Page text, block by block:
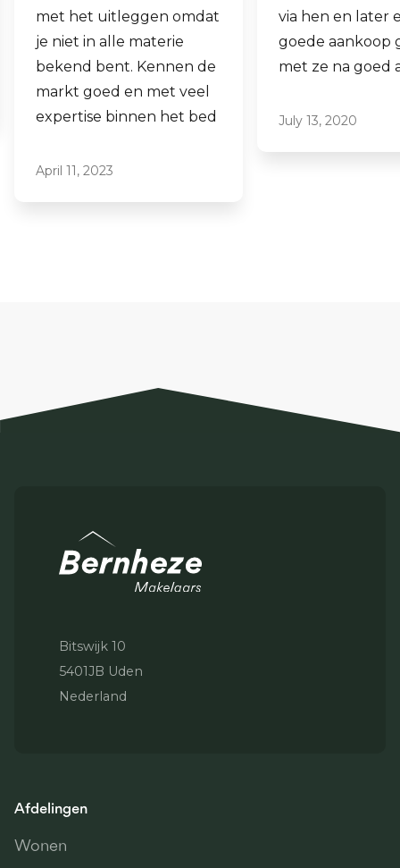
via hen en later een
goede aankoop gedaan
met ze na goed advies.
July 13, 2020
aankopen.
Laagdrempelig
professioneel,
Bitswijk 10
5401JB Uden
Nederland
Afdelingen
Wonen